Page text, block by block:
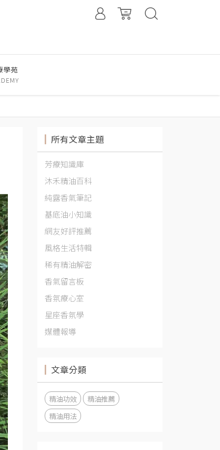
學苑
所有文章主題
芳療知識庫
沐禾精油百科
純露香氣筆記
基底油小知識
網友好評推薦
風格生活特輯
稀有精油解密
香氣留言板
香氛療心室
星座香氛學
媒體報導
文章分類
精油功效
精油推薦
精油用法